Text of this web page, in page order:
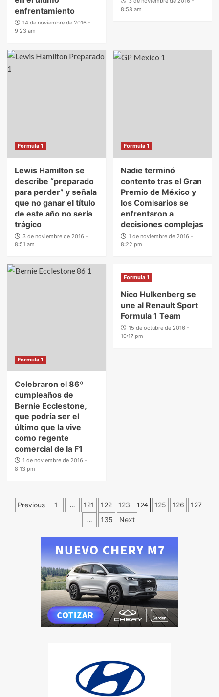
enfrentamiento
14 de noviembre de 2016 -
9:23 am
8:58 am
Formula 1
Lewis Hamilton se
describe “preparado
para perder” y señala
que no ganar el título
de este año no sería
trágico
3 de noviembre de 2016 -
8:51 am
Formula 1
Nadie terminó
contento tras el Gran
Premio de México y
los Comisarios se
enfrentaron a
decisiones complejas
1 de noviembre de 2016 -
8:22 pm
Formula 1
Celebraron el 86º
cumpleaños de
Bernie Ecclestone,
que podría ser el
último que la vive
como regente
comercial de la F1
1 de noviembre de 2016 -
8:13 pm
Formula 1
Nico Hulkenberg se
une al Renault Sport
Formula 1 Team
15 de octubre de 2016 -
10:17 pm
Previous 1 … 121 122 123 124 125 126
127
…
135 Next